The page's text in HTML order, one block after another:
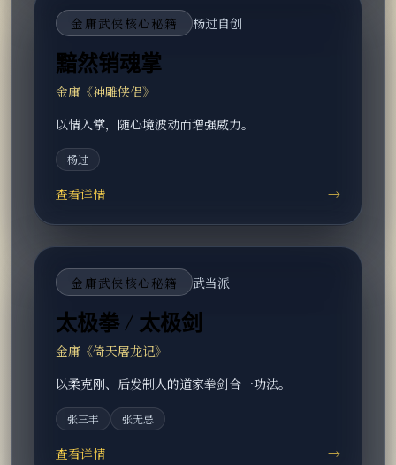
金庸武侠核心秘籍 杨过自创
黯然销魂掌
金庸《神雕侠侣》
以情入掌，随心境波动而增强威力。
杨过
查看详情 →
金庸武侠核心秘籍 武当派
太极拳 / 太极剑
金庸《倚天屠龙记》
以柔克刚、后发制人的道家拳剑合一功法。
张三丰 张无忌
查看详情 →